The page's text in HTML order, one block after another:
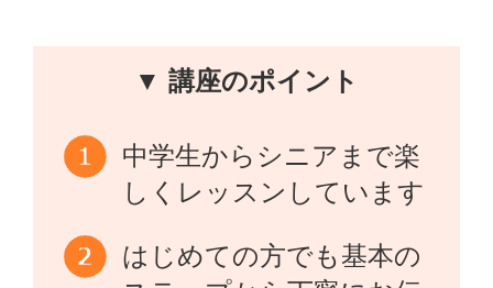
▼ 講座のポイント
中学生からシニアまで楽
しくレッスンしています
はじめての方でも基本の